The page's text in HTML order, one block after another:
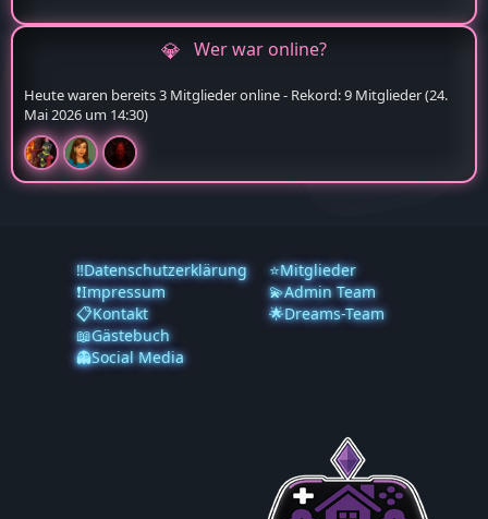
Wer war online?
Heute waren bereits 3 Mitglieder online - Rekord: 9 Mitglieder (24.
Mai 2026 um 14:30)
‼️Datenschutzerklärung
❗️Impressum
📋Kontakt
📖Gästebuch
👻Social Media
⭐Mitglieder
💫Admin Team
🌟Dreams-Team